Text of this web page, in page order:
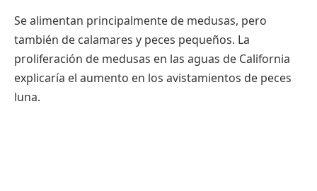
Se alimentan principalmente de medusas, pero
también de calamares y peces pequeños. La
proliferación de medusas en las aguas de California
explicaría el aumento en los avistamientos de peces
luna.